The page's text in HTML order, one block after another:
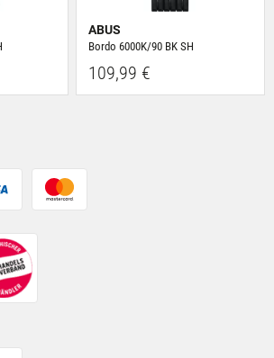
ABUS
Bordo 6000K/90 BK SH
109,99 €